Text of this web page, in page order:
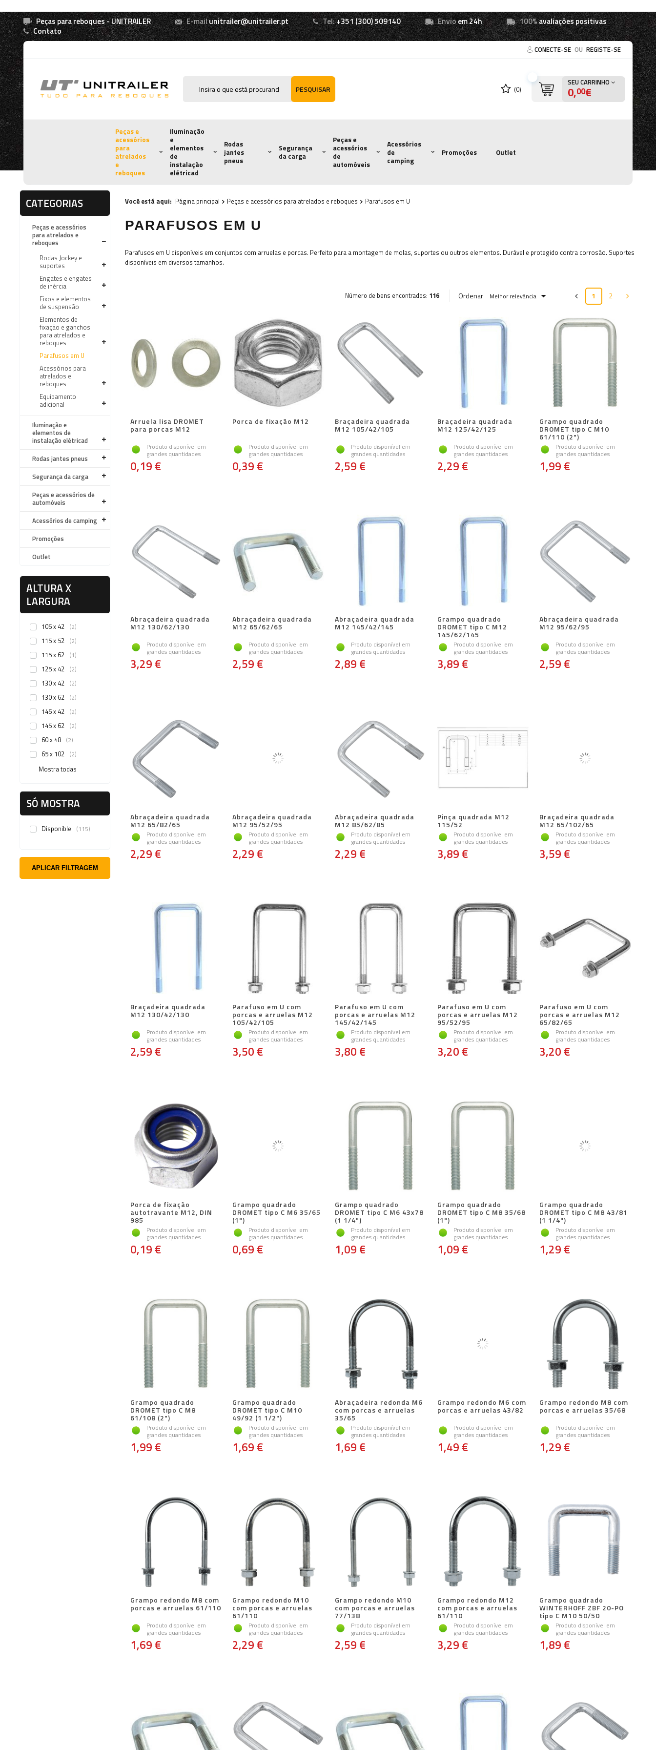
Peças para reboques - UNITRAILER E-mailunitrailer@unitrailer.pt Tel:+351 (300) 509140 Envioem 24h 100%avaliações positivas
Contato
CONECTE-SE OU REGISTE-SE
PESQUISAR (0)
SEU CARRINHO
0,00€
Peças e
acessórios
para
atrelados
e
reboques
Iluminação
e
elementos
de
instalação
elétricad
Rodas
jantes
pneus
Segurança
da carga
Peças e
acessórios
de
automóveis
Acessórios
de
camping
Promoções Outlet
CATEGORIAS
Peças e acessórios
para atrelados e
reboques
Rodas Jockey e
suportes
Engates e engates
de inércia
Eixos e elementos
de suspensão
Elementos de
fixação e ganchos
para atrelados e
reboques
Parafusos em U
Acessórios para
atrelados e
reboques
Equipamento
adicional
Iluminação e
elementos de
instalação elétricad
Rodas jantes pneus
Segurança da carga
Peças e acessórios de
automóveis
Acessórios de camping
Promoções
Outlet
ALTURA X
LARGURA
105 x 42 2
115 x 52 2
115 x 62 1
125 x 42 2
130 x 42 2
130 x 62 2
145 x 42 2
145 x 62 2
60 x 48 2
65 x 102 2
Mostra todas
SÓ MOSTRA
Disponible 115
APLICAR FILTRAGEM
Você está aqui: Página principal Peças e acessórios para atrelados e reboques Parafusos em U
PARAFUSOS EM U
Parafusos em U disponíveis em conjuntos com arruelas e porcas. Perfeito para a montagem de molas, suportes ou outros elementos. Durável e protegido contra corrosão. Suportes
disponíveis em diversos tamanhos.
Número de bens encontrados: 116 Ordenar Melhor relevância 1 2
Arruela lisa DROMET
para porcas M12
Produto disponível em
grandes quantidades
0,19 €
Porca de fixação M12
Produto disponível em
grandes quantidades
0,39 €
Braçadeira quadrada
M12 105/42/105
Produto disponível em
grandes quantidades
2,59 €
Braçadeira quadrada
M12 125/42/125
Produto disponível em
grandes quantidades
2,29 €
Grampo quadrado
DROMET tipo C M10
61/110 (2")
Produto disponível em
grandes quantidades
1,99 €
Abraçadeira quadrada
M12 130/62/130
Produto disponível em
grandes quantidades
3,29 €
Abraçadeira quadrada
M12 65/62/65
Produto disponível em
grandes quantidades
2,59 €
Abraçadeira quadrada
M12 145/42/145
Produto disponível em
grandes quantidades
2,89 €
Grampo quadrado
DROMET tipo C M12
145/62/145
Produto disponível em
grandes quantidades
3,89 €
Abraçadeira quadrada
M12 95/62/95
Produto disponível em
grandes quantidades
2,59 €
Abraçadeira quadrada
M12 65/82/65
Produto disponível em
grandes quantidades
2,29 €
Abraçadeira quadrada
M12 95/52/95
Produto disponível em
grandes quantidades
2,29 €
Abraçadeira quadrada
M12 85/62/85
Produto disponível em
grandes quantidades
2,29 €
Pinça quadrada M12
115/52
Produto disponível em
grandes quantidades
3,89 €
Braçadeira quadrada
M12 65/102/65
Produto disponível em
grandes quantidades
3,59 €
Braçadeira quadrada
M12 130/42/130
Produto disponível em
grandes quantidades
2,59 €
Parafuso em U com
porcas e arruelas M12
105/42/105
Produto disponível em
grandes quantidades
3,50 €
Parafuso em U com
porcas e arruelas M12
145/42/145
Produto disponível em
grandes quantidades
3,80 €
Parafuso em U com
porcas e arruelas M12
95/52/95
Produto disponível em
grandes quantidades
3,20 €
Parafuso em U com
porcas e arruelas M12
65/82/65
Produto disponível em
grandes quantidades
3,20 €
Porca de fixação
autotravante M12, DIN
985
Produto disponível em
grandes quantidades
0,19 €
Grampo quadrado
DROMET tipo C M6 35/65
(1")
Produto disponível em
grandes quantidades
0,69 €
Grampo quadrado
DROMET tipo C M6 43x78
(1 1/4")
Produto disponível em
grandes quantidades
1,09 €
Grampo quadrado
DROMET tipo C M8 35/68
(1")
Produto disponível em
grandes quantidades
1,09 €
Grampo quadrado
DROMET tipo C M8 43/81
(1 1/4")
Produto disponível em
grandes quantidades
1,29 €
Grampo quadrado
DROMET tipo C M8
61/108 (2")
Produto disponível em
grandes quantidades
1,99 €
Grampo quadrado
DROMET tipo C M10
49/92 (1 1/2")
Produto disponível em
grandes quantidades
1,69 €
Abraçadeira redonda M6
com porcas e arruelas
35/65
Produto disponível em
grandes quantidades
1,69 €
Grampo redondo M6 com
porcas e arruelas 43/82
Produto disponível em
grandes quantidades
1,49 €
Grampo redondo M8 com
porcas e arruelas 35/68
Produto disponível em
grandes quantidades
1,29 €
Grampo redondo M8 com
porcas e arruelas 61/110
Produto disponível em
grandes quantidades
1,69 €
Grampo redondo M10
com porcas e arruelas
61/110
Produto disponível em
grandes quantidades
2,29 €
Grampo redondo M10
com porcas e arruelas
77/138
Produto disponível em
grandes quantidades
2,59 €
Grampo redondo M12
com porcas e arruelas
61/110
Produto disponível em
grandes quantidades
3,29 €
Grampo quadrado
WINTERHOFF ZBF 20-PO
tipo C M10 50/50
Produto disponível em
grandes quantidades
1,89 €